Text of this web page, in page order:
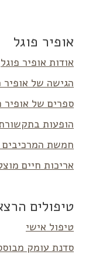
אופיר פוגל
אודות אופיר פוגל
הגישה של אופיר
ספרים של אופיר
הופעות
חמשת המרכיבים
אריכות חיים
טיפולים
טיפול אישי
סדנת עומק